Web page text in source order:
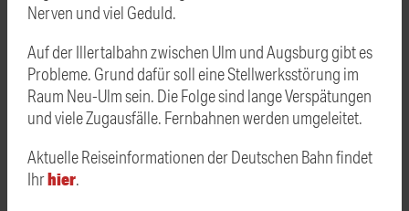
Nerven und viel Geduld.
Auf der Illertalbahn zwischen Ulm und Augsburg gibt es
Probleme. Grund dafür soll eine Stellwerksstörung im
Raum Neu-Ulm sein. Die Folge sind lange Verspätungen
und viele Zugausfälle. Fernbahnen werden umgeleitet.
Aktuelle Reiseinformationen der Deutschen Bahn findet
Ihrhier.